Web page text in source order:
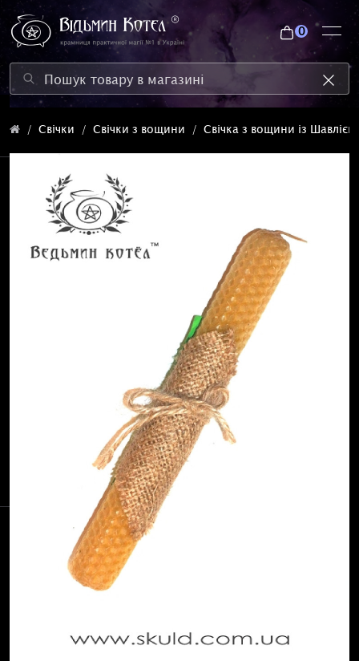
0
Свічки Свічки з вощини Свічка з вощини із Шавлією